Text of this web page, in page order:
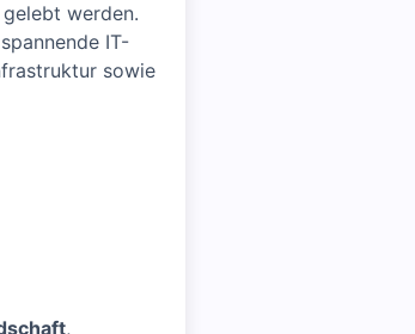
werden.
IT-
sowie
,